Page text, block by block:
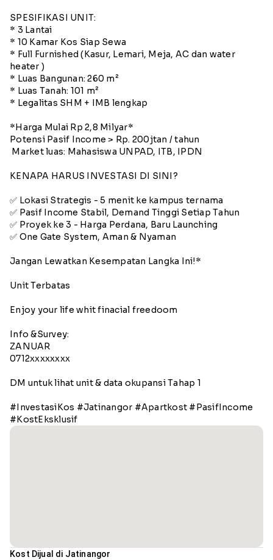
SPESIFIKASI UNIT:
* 3 Lantai
* 10 Kamar Kos Siap Sewa
* Full Furnished (Kasur, Lemari, Meja, AC dan water
heater )
* Luas Bangunan: 260 m²
* Luas Tanah: 101 m²
* Legalitas SHM + IMB lengkap
*Harga Mulai Rp 2,8 Milyar*
Potensi Pasif Income > Rp. 200jtan / tahun
‍ Market luas: Mahasiswa UNPAD, ITB, IPDN
KENAPA HARUS INVESTASI DI SINI?
✅ Lokasi Strategis - 5 menit ke kampus ternama
✅ Pasif Income Stabil, Demand Tinggi Setiap Tahun
✅ Proyek ke 3 - Harga Perdana, Baru Launching
✅ One Gate System, Aman & Nyaman
Jangan Lewatkan Kesempatan Langka Ini!*
Unit Terbatas
Enjoy your life whit finacial freedoom
Info &Survey:
ZANUAR
0712xxxxxxxx
DM untuk lihat unit & data okupansi Tahap 1
#InvestasiKos #Jatinangor #Apartkost #PasifIncome
#KostEksklusif
Kost Dijual di Jatinangor